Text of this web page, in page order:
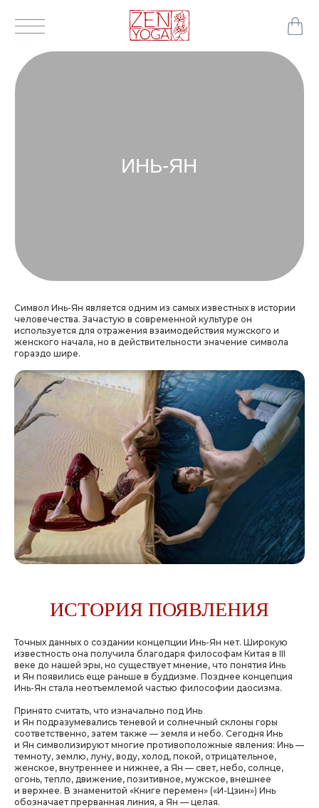
Символ Инь-Ян является одним из самых известных в истории
человечества. Зачастую в современной культуре он
используется для отражения взаимодействия мужского и
женского начала, но в действительности значение символа
гораздо шире.
ИСТОРИЯ ПОЯВЛЕНИЯ
Точных данных о создании концепции Инь-Ян нет. Широкую
известность она получила благодаря философам Китая в III
веке до нашей эры, но существует мнение, что понятия Инь
и Ян появились еще раньше в буддизме. Позднее концепция
Инь-Ян стала неотъемлемой частью философии даосизма.
Принято считать, что изначально под Инь
и Ян подразумевались теневой и солнечный склоны горы
соответственно, затем также — земля и небо. Сегодня Инь
и Ян символизируют многие противоположные явления: Инь —
темноту, землю, луну, воду, холод, покой, отрицательное,
женское, внутреннее и нижнее, а Ян — свет, небо, солнце,
огонь, тепло, движение, позитивное, мужское, внешнее
и верхнее. В знаменитой «Книге перемен» («И-Цзин») Инь
обозначает прерванная линия, а Ян — целая.